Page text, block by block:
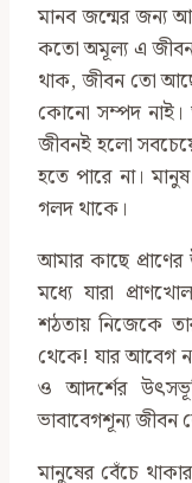
মানব জন্মের জন্য
কতো অমূল্য এ
থাক, জীবন তো
কোনো সম্পদ নাই।
জীবনই হলো
হতে পারে না।
গলদ থাকে।
আমার কাছে
মধ্যে যারা
শঠতায় নিজেকে
থেকে! যার আবেগ
ও আদর্শের
ভাবাবেগশূন্য জীবন
মানুষের বেঁচে